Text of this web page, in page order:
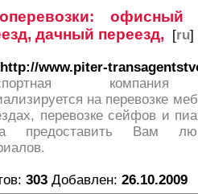
офисный
дачный переезд, [ru]
http://www.piter-
компания
на перевозке
перевозке сейфов и
предоставить Вам
303 Добавлен: 26.10.2009